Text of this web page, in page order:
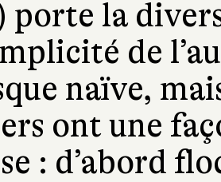
porte la
de
naïve,
ont une
: d’abord